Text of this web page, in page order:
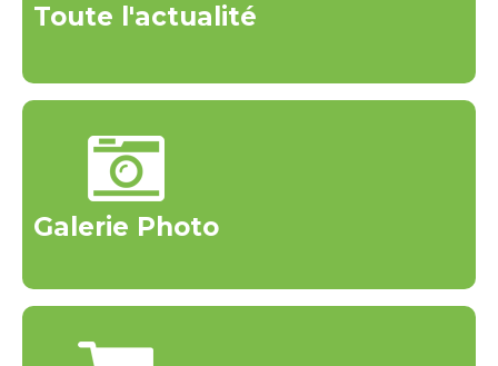
Toute l'actualité
Galerie Photo